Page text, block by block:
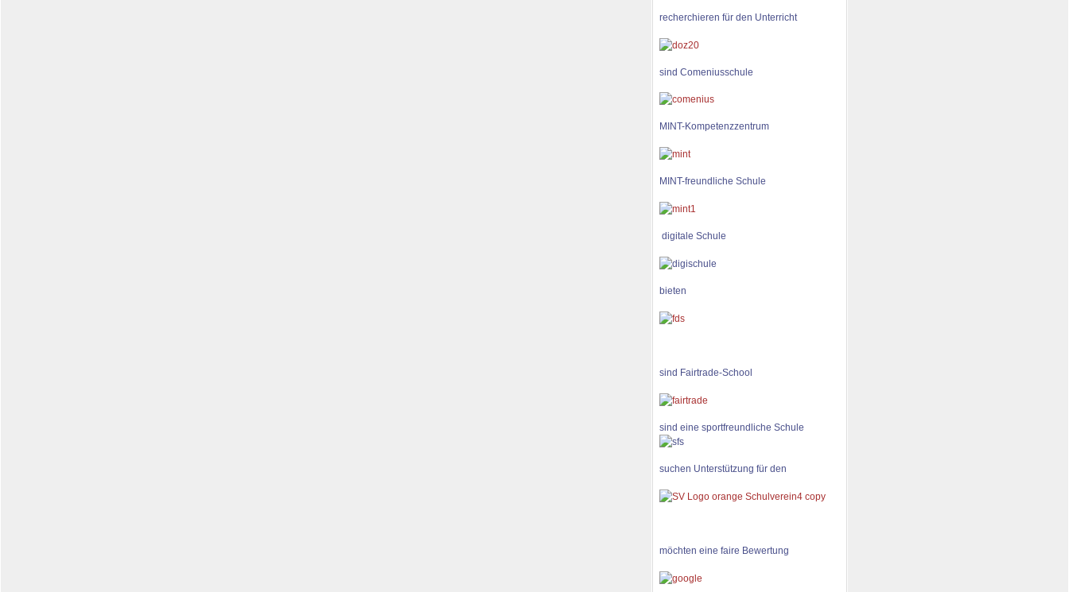
recherchieren für den Unterricht
sind Comeniusschule
MINT-Kompetenzzentrum
MINT-freundliche Schule
digitale Schule
bieten
sind Fairtrade-School
sind eine sportfreundliche Schule
suchen Unterstützung für den
möchten eine faire Bewertung